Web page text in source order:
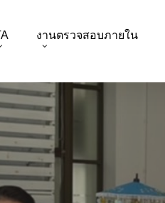
งานตรวจสอบภายใน